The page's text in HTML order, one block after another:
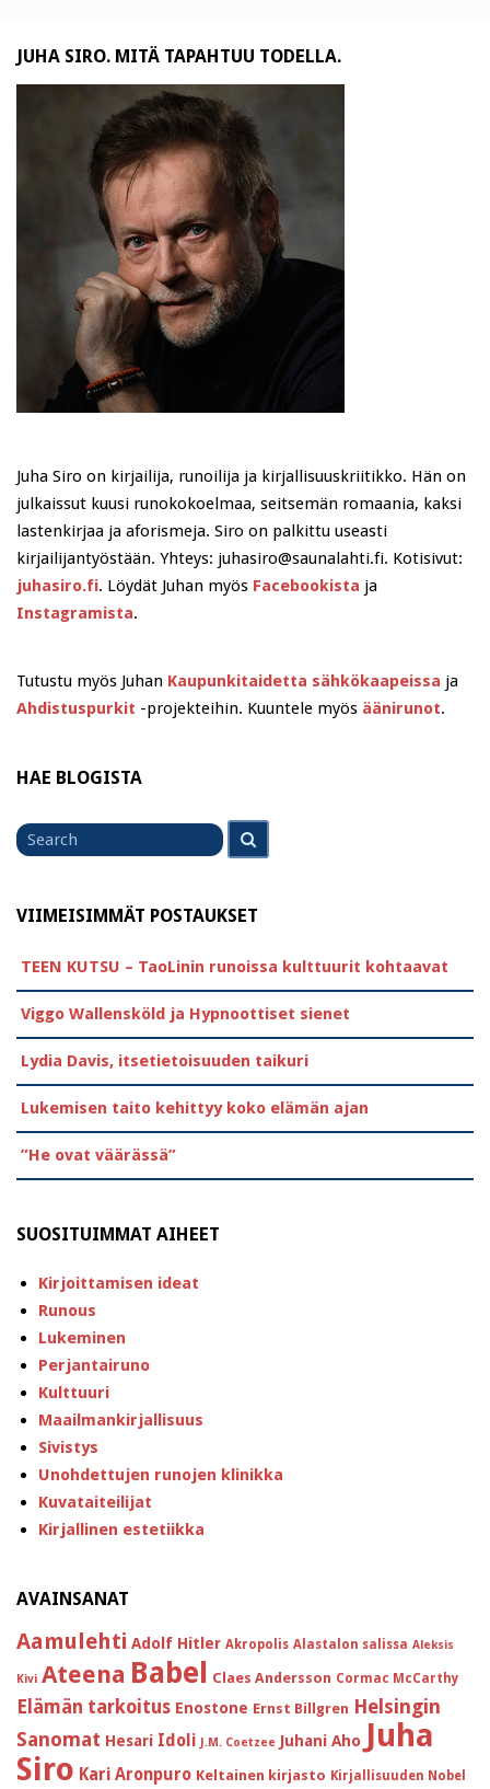
JUHA SIRO. MITÄ TAPAHTUU TODELLA.
Juha Siro on kirjailija, runoilija ja kirjallisuuskriitikko. Hän on
julkaissut kuusi runokokoelmaa, seitsemän romaania, kaksi
lastenkirjaa ja aforismeja. Siro on palkittu useasti
kirjailijantyöstään. Yhteys: juhasiro@saunalahti.fi. Kotisivut:
juhasiro.fi. Löydät Juhan myös Facebookista ja
Instagramista.
Tutustu myös Juhan Kaupunkitaidetta sähkökaapeissa ja
Ahdistuspurkit -projekteihin. Kuuntele myös äänirunot.
HAE BLOGISTA
Search
for
VIIMEISIMMÄT POSTAUKSET
TEEN KUTSU – TaoLinin runoissa kulttuurit kohtaavat
Viggo Wallensköld ja Hypnoottiset sienet
Lydia Davis, itsetietoisuuden taikuri
Lukemisen taito kehittyy koko elämän ajan
”He ovat väärässä”
SUOSITUIMMAT AIHEET
Kirjoittamisen ideat
Runous
Lukeminen
Perjantairuno
Kulttuuri
Maailmankirjallisuus
Sivistys
Unohdettujen runojen klinikka
Kuvataiteilijat
Kirjallinen estetiikka
AVAINSANAT
Aamulehti Adolf Hitler Akropolis Alastalon salissa Aleksis
Kivi Ateena Babel Claes Andersson Cormac McCarthy
Elämän tarkoitus Enostone Ernst Billgren Helsingin
Sanomat Hesari Idoli J.M. Coetzee Juhani Aho Juha
Siro Kari Aronpuro Keltainen kirjasto Kirjallisuuden Nobel